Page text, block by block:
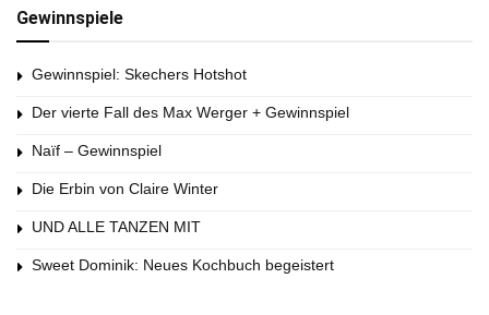
Gewinnspiele
Gewinnspiel: Skechers Hotshot
Der vierte Fall des Max Werger + Gewinnspiel
Naïf – Gewinnspiel
Die Erbin von Claire Winter
UND ALLE TANZEN MIT
Sweet Dominik: Neues Kochbuch begeistert